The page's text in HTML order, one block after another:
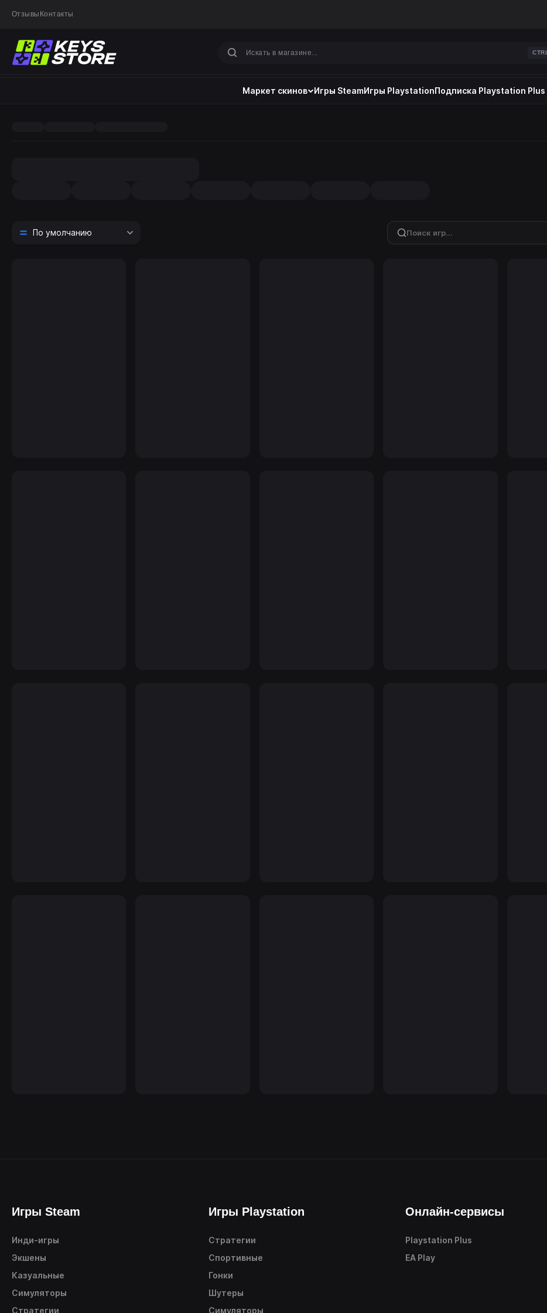
Отзывы Контакты
CTRL
Маркет скинов Игры SteamИгры PlaystationПодписка Playstation Plus
По умолчанию
Игры Steam
Инди-игры
Экшены
Казуальные
Симуляторы
Стратегии
Игры Playstation
Стратегии
Спортивные
Гонки
Шутеры
Симуляторы
Онлайн-сервисы
Playstation Plus
EA Play